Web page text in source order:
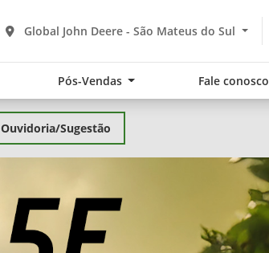
Global John Deere - São Mateus do Sul
Pós-Vendas Fale conosco
Ouvidoria/Sugestão